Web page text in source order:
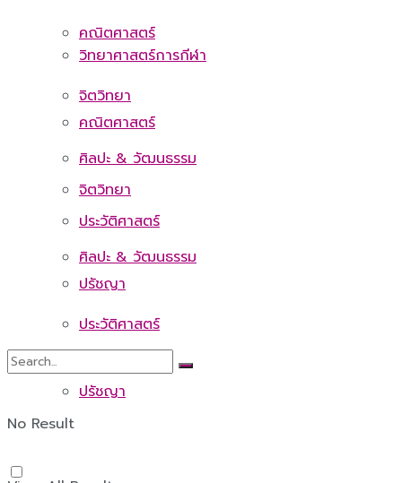
วิทยาศาสตร์การกีฬา
คณิตศาสตร์
จิตวิทยา
ศิลปะ & วัฒนธรรม
ประวัติศาสตร์
ปรัชญา
คณิตศาสตร์
จิตวิทยา
ศิลปะ & วัฒนธรรม
ประวัติศาสตร์
ปรัชญา
No Result